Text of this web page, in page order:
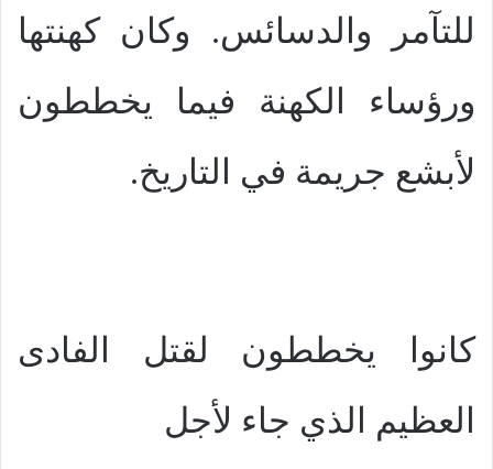
للتآمر والدسائس. وكان كهنتها
ورؤساء الكهنة فيما يخططون
لأبشع جريمة في التاريخ.
كانوا يخططون لقتل الفادى
العظيم الذي جاء لأجل